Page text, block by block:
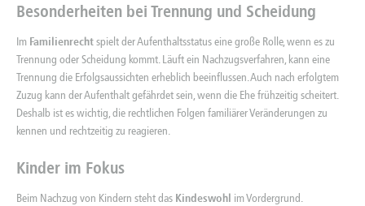
Besonderheiten bei Trennung und Scheidung
Im Familienrechtspielt der Aufenthaltsstatus eine große Rolle, wenn es zu
Trennung oder Scheidung kommt. Läuft ein Nachzugsverfahren, kann eine
Trennung die Erfolgsaussichten erheblich beeinflussen. Auch nach erfolgtem
Zuzug kann der Aufenthalt gefährdet sein, wenn die Ehe frühzeitig scheitert.
Deshalb ist es wichtig, die rechtlichen Folgen familiärer Veränderungen zu
kennen und rechtzeitig zu reagieren.
Kinder im Fokus
Beim Nachzug von Kindern steht das Kindeswohl im Vordergrund.